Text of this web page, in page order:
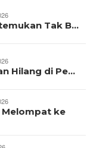
Tak B…
Hilang di Pe…
Melompat ke